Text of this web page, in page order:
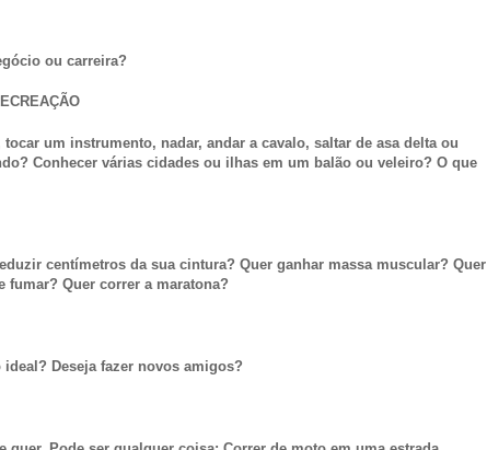
ou carreira?
um instrumento, nadar, andar a cavalo, saltar de asa delta ou
Conhecer várias cidades ou ilhas em um balão ou veleiro? O que
centímetros da sua cintura? Quer ganhar massa muscular? Quer
fumar? Quer correr a maratona?
Deseja fazer novos amigos?